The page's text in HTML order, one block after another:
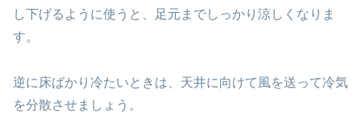
し下げるように使うと、足元までしっかり涼しくなりま
す。
逆に床ばかり冷たいときは、天井に向けて風を送って冷気
を分散させましょう。